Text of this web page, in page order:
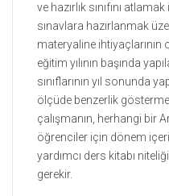
ve hazırlık sınıfını
sınavlara hazırlanmak
materyaline ihtiyaçlarının
eğitim yılının başında
sınıflarının yıl sonunda
ölçüde benzerlik
çalışmanın, herhangi bir
öğrenciler için dönem
yardımcı ders kitabı
gerekir.